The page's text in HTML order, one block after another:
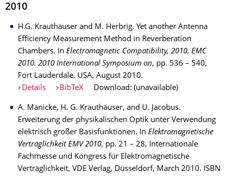
2010
H.G. Krauthäuser and M. Herbrig. Yet another Antenna
Efficiency Measurement Method in Reverberation
Chambers. In Electromagnetic Compatibility, 2010. EMC
2010. 2010 International Symposium on, pp. 536 – 540,
Fort Lauderdale, USA, August 2010.
Details
BibTeX Download: (unavailable)
A. Manicke, H. G. Krauthäuser, and U. Jacobus.
Erweiterung der physikalischen Optik unter Verwendung
elektrisch großer Basisfunktionen. In Elektromagnetische
Verträglichkeit EMV 2010, pp. 21 – 28, Internationale
Fachmesse und Kongress für Elektromagnetische
Verträglichkeit, VDE Verlag, Düsseldorf, March 2010. ISBN